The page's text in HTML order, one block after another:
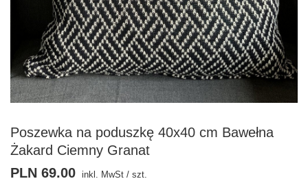
Poszewka na poduszkę 40x40 cm Bawełna
Żakard Ciemny Granat
PLN 69.00 inkl. MwSt / szt.